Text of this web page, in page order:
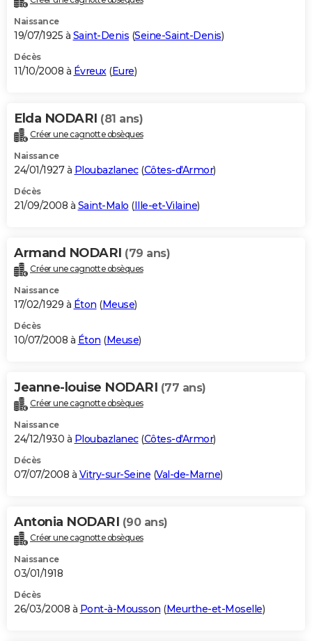
Naissance
19/07/1925 à Saint-Denis (Seine-Saint-Denis)
Décès
11/10/2008 à Évreux(Eure)
Elda NODARI (81 ans)
Créer une cagnotte obsèques
Naissance
24/01/1927 à Ploubazlanec(Côtes-d'Armor)
Décès
21/09/2008 à Saint-Malo (Ille-et-Vilaine)
Armand NODARI (79 ans)
Créer une cagnotte obsèques
Naissance
17/02/1929 à Éton (Meuse)
Décès
10/07/2008 à Éton (Meuse)
Jeanne-louise NODARI (77 ans)
Créer une cagnotte obsèques
Naissance
24/12/1930 à Ploubazlanec(Côtes-d'Armor)
Décès
07/07/2008 à Vitry-sur-Seine (Val-de-Marne)
Antonia NODARI (90 ans)
Créer une cagnotte obsèques
Naissance
03/01/1918
Décès
26/03/2008 à Pont-à-Mousson (Meurthe-et-Moselle)